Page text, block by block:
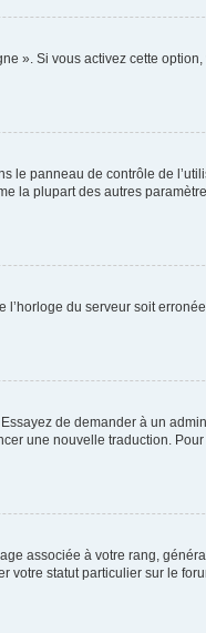
». Si vous activez cette
le panneau de contrôle de
plupart des autres
du serveur soit
de demander à un
une nouvelle traduction.
associée à votre rang,
statut particulier sur le